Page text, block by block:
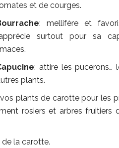
et de courges.
: mellifère et
surtout pour sa
: attire les pucerons…
plants.
plants de carotte pour les
rosiers et arbres fruitiers
la carotte.